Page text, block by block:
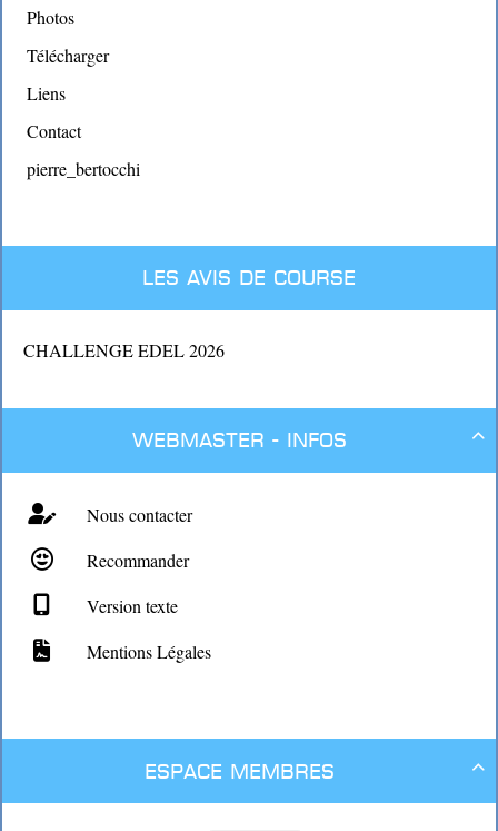
Photos
Télécharger
Liens
Contact
pierre_bertocchi
Les avis de course
CHALLENGE EDEL 2026

Webmaster - Infos
Nous contacter
Recommander
Version texte
Mentions Légales

Espace membres